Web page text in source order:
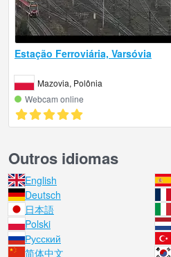
Estação Ferroviária, Varsóvia
Mazovia, Polônia
Webcam online
Outros idiomas
English
Deutsch
日本語
Polski
Русский
简体中文